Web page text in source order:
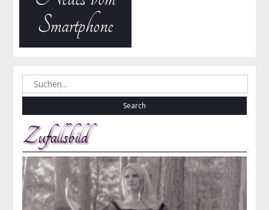
Smartphone
Search
for:
Zufallsbild